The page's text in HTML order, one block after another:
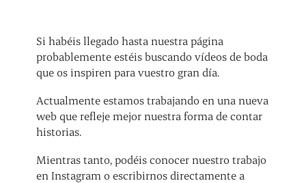
Si habéis llegado hasta nuestra página
probablemente estéis buscando vídeos de boda
que os inspiren para vuestro gran día.
Actualmente estamos trabajando en una nueva
web que refleje mejor nuestra forma de contar
historias.
Mientras tanto, podéis conocer nuestro trabajo
en Instagram o escribirnos directamente a